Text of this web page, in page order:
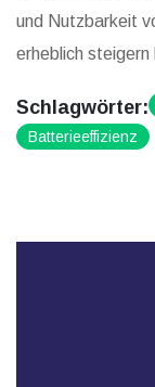
und Nutzbarkeit
erheblich steigern
Schlagwörter:
Batterieeffizienz